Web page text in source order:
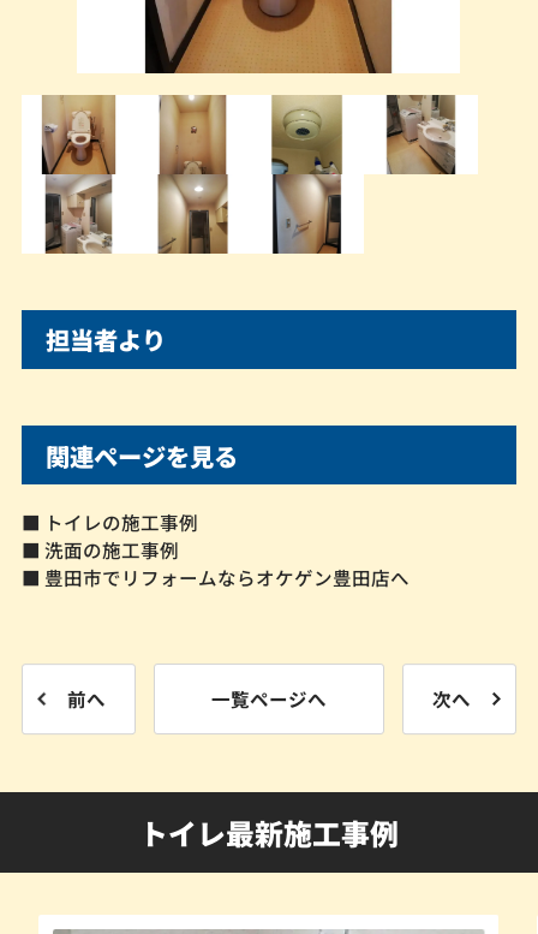
担当者より
関連ページを見る
■ トイレの施工事例
■ 洗面の施工事例
■ 豊田市でリフォームならオケゲン豊田店へ
前へ 一覧ページへ 次へ
トイレ最新施工事例